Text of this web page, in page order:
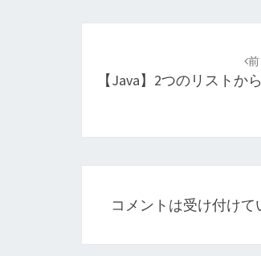
ゲ
ー
ン
前
【Java】2つのリストか
コメントは受け付けて